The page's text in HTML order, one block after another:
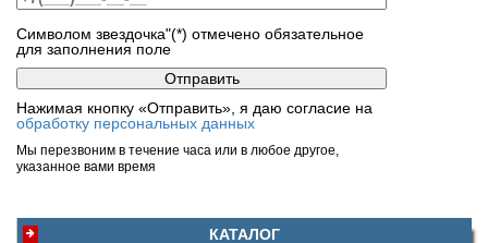
Символом звездочка"(*) отмечено обязательное
для заполнения поле
Нажимая кнопку «Отправить», я даю согласие на
обработку персональных данных
Мы перезвоним в течение часа или в любое другое,
указанное вами время
КАТАЛОГ